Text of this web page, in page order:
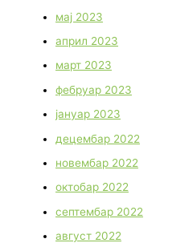
мај 2023
април 2023
март 2023
фебруар 2023
јануар 2023
децембар 2022
новембар 2022
октобар 2022
септембар 2022
август 2022